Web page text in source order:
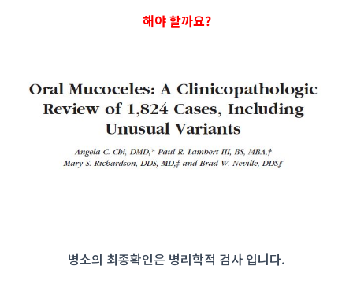
해야 할까요?
병소의 최종확인은 병리학적 검사 입니다.